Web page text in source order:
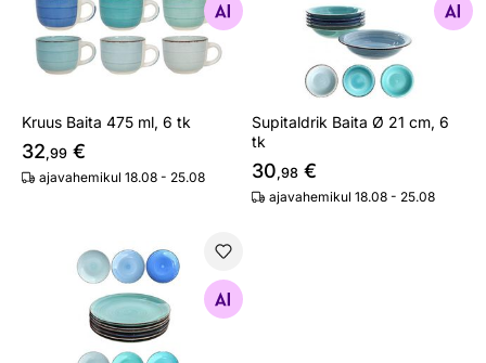
Otsi sarnaseid
Kruus Baita 475 ml, 6 tk
32,99 €
ajavahemikul 18.08 - 25.08
Otsi sarnaseid
Supitaldrik Baita Ø 21 cm, 6
tk
30,98 €
ajavahemikul 18.08 - 25.08
Taldrik Baita Ø 27 cm, 6 tk
Otsi sarnaseid